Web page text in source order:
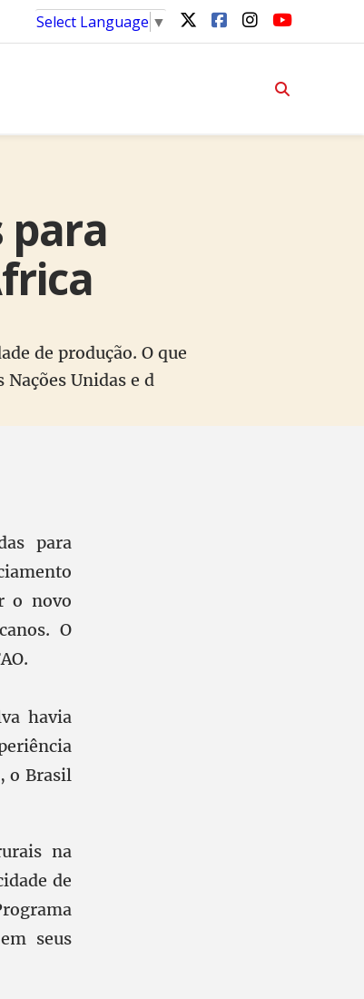
Select Language ▼
para
de produção. O que
Unidas e d
para
o novo
O
havia
o Brasil
na
de
seus